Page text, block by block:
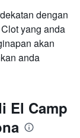
dengan
yang anda
akan
anda
El Camp